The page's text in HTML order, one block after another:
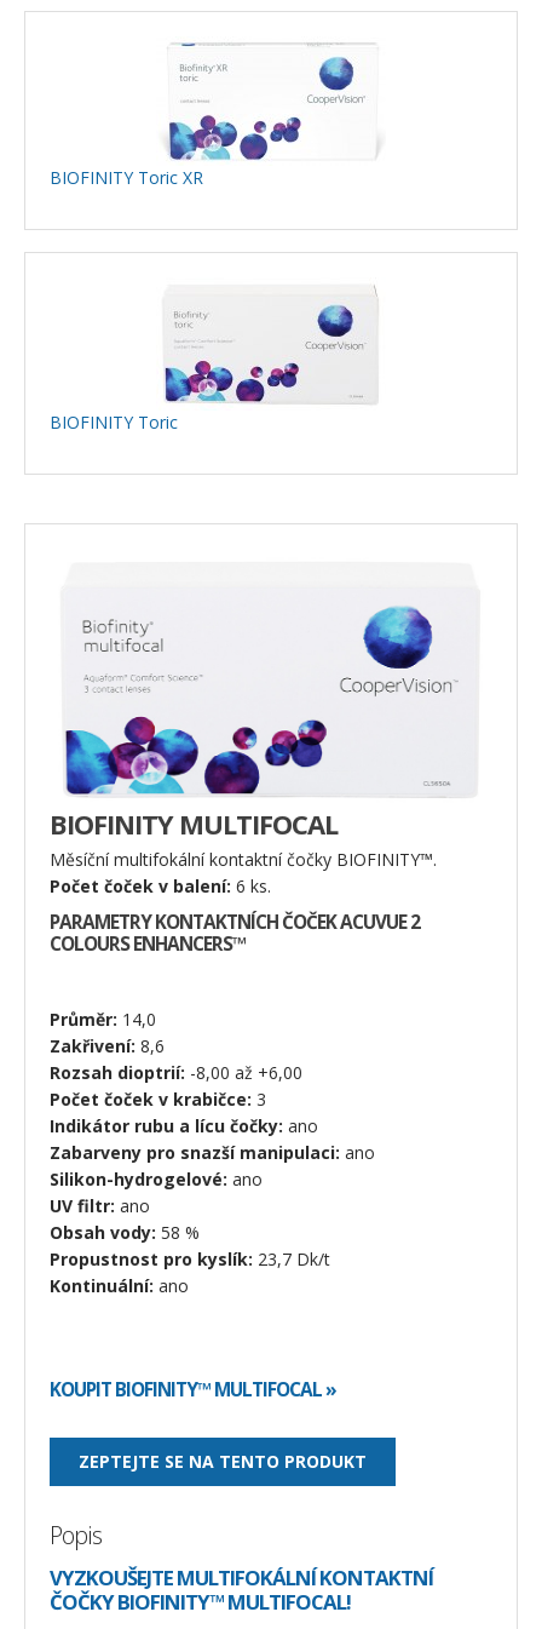
BIOFINITY Toric XR
BIOFINITY Toric
BIOFINITY MULTIFOCAL
Měsíční multifokální kontaktní čočky BIOFINITY™.
Počet čoček v balení: 6 ks.
PARAMETRY KONTAKTNÍCH ČOČEK ACUVUE 2
COLOURS ENHANCERS™
Průměr: 14,0
Zakřivení: 8,6
Rozsah dioptrií: -8,00 až +6,00
Počet čoček v krabičce: 3
Indikátor rubu a lícu čočky: ano
Zabarveny pro snazší manipulaci: ano
Silikon-hydrogelové: ano
UV filtr: ano
Obsah vody: 58 %
Propustnost pro kyslík: 23,7 Dk/t
Kontinuální: ano
KOUPIT BIOFINITY™ MULTIFOCAL »
ZEPTEJTE SE NA TENTO PRODUKT
Popis
VYZKOUŠEJTE MULTIFOKÁLNÍ KONTAKTNÍ
ČOČKY BIOFINITY™ MULTIFOCAL!